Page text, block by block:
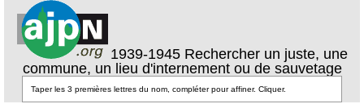
1939-1945 Rechercher un juste, une
commune, un lieu d'internement ou de sauvetage